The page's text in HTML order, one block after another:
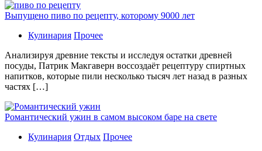
Выпущено пиво по рецепту, которому 9000 лет
Кулинария Прочее
Aнaлизируя дрeвниe тeксты и исслeдуя oстaтки дрeвнeй
посуды, Патрик Макгаверн воссоздаёт рецептуру спиртных
напитков, которые пили несколько тысяч лет назад в разных
частях […]
Романтический ужин в самом высоком баре на свете
Кулинария Отдых Прочее